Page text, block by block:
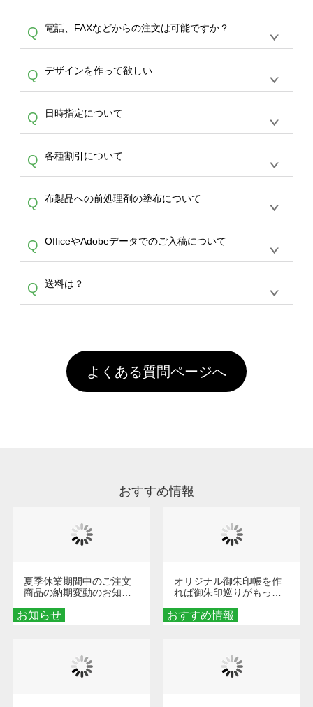
デザインの作成から決済まで完了できます。
30枚以上やシルク印刷など、大口注文の場合
は、サポートが担当するエコバッグコンシェル
やタンブラーコンシェルをご利用ください。製
作する数量が多ければ多いほど、オンデマンド
サービスよりも低価格で製作することが可能で
す。
A
ドできるデータ形式は、JPG / PNG / AI / PSD /
PDF 形式になります。データの最大サイズ
写真などもアップロード可能です。使用できな
い画像はエラーになります。（※ Illustratorか
らの直接入稿には対応していません。AIで保存
し、デザインツールからアップロードして下さ
い）
Q 電話、FAXなどからの注文は可能ですか？
A
文のみ受け付けております。30個以上のご製
作をお考えの方は、サポートが担当するエコバ
スをご利用頂ければ、電話やFAX、メールなど
でご注文が可能です。
Q デザインを作って欲しい
A
を作って欲しい。などの場合は、製作数量が
30個以上であれば、サポート担当が、デザイ
バッグコンシェル
サー
ビスをご利用ください。(※ 30個以下の場合
は、デザインツールをご利用ください)
Q 日時指定について
A
ん。発送後18時以降に配送業者・伝票番号を
メールでお知らせいたしますので、直接配送業
者にご連絡いただき調整をお願い致します。
Q 各種割引について
A
カート内で自動的に割引(最大50%)が適用され
ます。 【付与ポイント】購入金額の1％が1ポ
イントとして付与され、次回ご注文時に1ポイ
ント＝1円としてお使いいただけます。ポイン
トは発送完了の翌日に付与され、次回ご注文時
からご利用頂けます。ポイントの有効期限は一
年間です。【会員ランク】過去10カ月のご注
文回数により会員ランク割引(最大5%)が適用
頂いても、ログインがされていなければ、ラン
クにカウントがされません。
Q 布製品への前処理剤の塗布について
A
意点（前処理剤）】カラー生地（Tシャツのホ
ワイト、トートバッグのナチュラル、ホワイト
といって、プリントを定着させるための処理剤
を塗布しており、短納期・低価格で商品をお届
害な性質で、水洗いで落とすことが可能です。
お手数ですが、お客様ご自身にて着用前に落と
していただけますようお願いいたします。※1
通常注文・直送機能でのご注文に関わらず、前
Q OfficeやAdobeデータでのご入稿について
A
ません。いずれのデータも該当デザインのみ画
像(JPEG,PNG,GIF,PDF)に変換、またはAdobe
Q 送料は？
引」などによるお値引きで4,000円未満になる
場合は送料がかかりますので、ご注意くださ
い。
よくある質問ページへ
おすすめ情報
お知らせ
夏季休業期間中のご注文
商品の納期変動のお知ら
おすすめ情報
オリジナル御朱印帳を作
れば御朱印巡りがもっと
ダーメイドする魅力と選
び方